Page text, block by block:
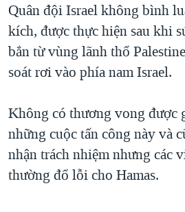
Quân đội Israel không bình
kích, được thực hiện sau khi
bắn từ vùng lãnh thổ
soát rơi vào phía nam Israel.
Không có thương vong được
những cuộc tấn công này và
nhận trách nhiệm nhưng các
thường đổ lỗi cho Hamas.